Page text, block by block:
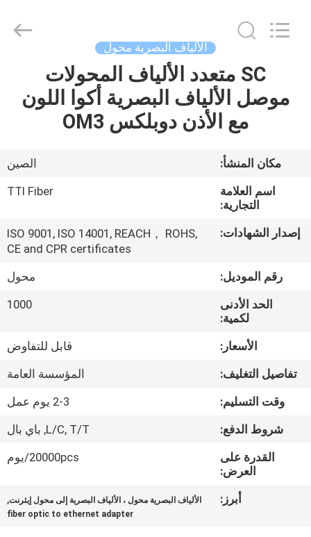
الصفحة
الرئيسية
معلومات
المعمل
مراقبة
الجودة
اتصل
الألياف البصرية محول
SC متعدد الألياف المحولات
موصل الألياف البصرية أكوا اللون
مع الأذن دوبلكس OM3
مكان المنشأ:
الصين
اسم العلامة
التجارية:
TTI Fiber
إصدار الشهادات:
ISO 9001, ISO 14001, REACH， ROHS,
CE and CPR certificates
رقم الموديل:
محول
الحد الأدنى
لكمية:
1000
الأسعار:
قابل للتفاوض
تفاصيل التغليف:
المؤسسة العامة
وقت التسليم:
2-3 يوم عمل
شروط الدفع:
L/C, T/T, باي بال
القدرة على
العرض:
20000pcs/يوم
أبرز: الألياف البصرية محول ، الألياف البصرية إلى محول إيثرنت,
fiber optic to ethernet adapter